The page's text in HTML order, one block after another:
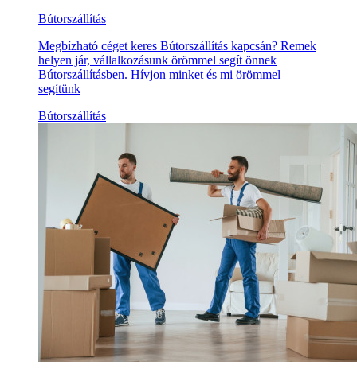
Bútorszállítás
Megbízható céget keres Bútorszállítás kapcsán? Remek
helyen jár, vállalkozásunk örömmel segít önnek
Bútorszállításben. Hívjon minket és mi örömmel
segítünk
Bútorszállítás